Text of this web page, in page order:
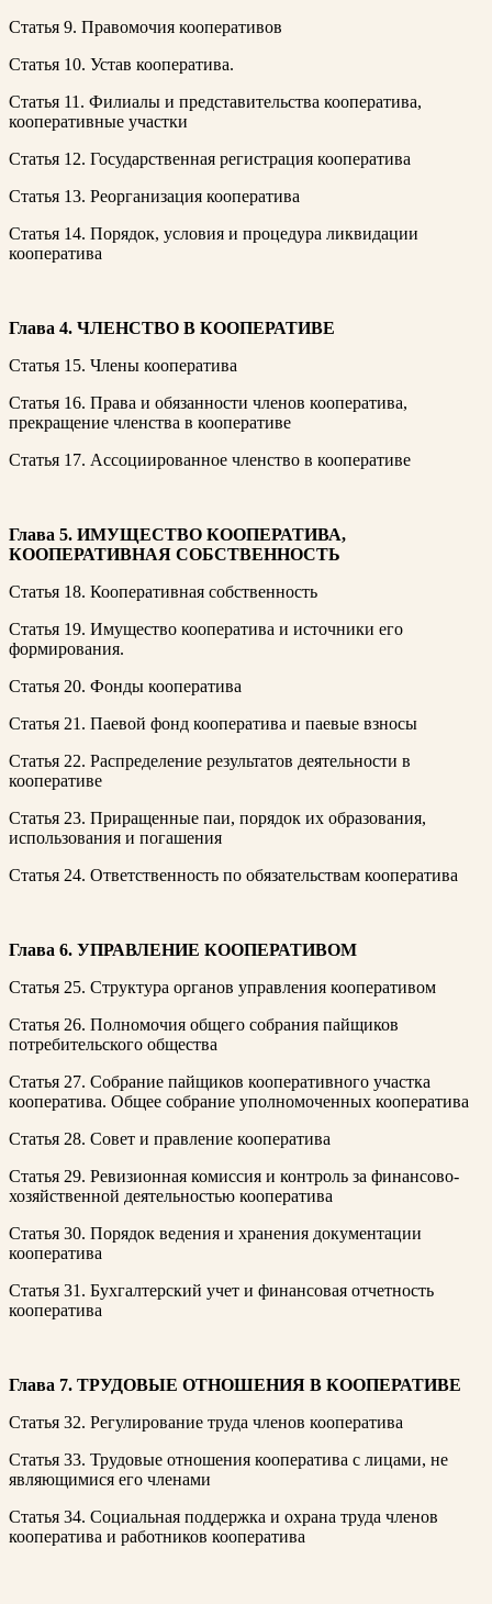
Статья 9. Правомочия кооперативов
Статья 10. Устав кооператива.
Статья 11. Филиалы и представительства кооператива,
кооперативные участки
Статья 12. Государственная регистрация кооператива
Статья 13. Реорганизация кооператива
Статья 14. Порядок, условия и процедура ликвидации
кооператива
Глава 4. ЧЛЕНСТВО В КООПЕРАТИВЕ
Статья 15. Члены кооператива
Статья 16. Права и обязанности членов кооператива,
прекращение членства в кооперативе
Статья 17. Ассоциированное членство в кооперативе
Глава 5. ИМУЩЕСТВО КООПЕРАТИВА,
КООПЕРАТИВНАЯ СОБСТВЕННОСТЬ
Статья 18. Кооперативная собственность
Статья 19. Имущество кооператива и источники его
формирования.
Статья 20. Фонды кооператива
Статья 21. Паевой фонд кооператива и паевые взносы
Статья 22. Распределение результатов деятельности в
кооперативе
Статья 23. Приращенные паи, порядок их образования,
использования и погашения
Статья 24. Ответственность по обязательствам кооператива
Глава 6. УПРАВЛЕНИЕ КООПЕРАТИВОМ
Статья 25. Структура органов управления кооперативом
Статья 26. Полномочия общего собрания пайщиков
потребительского общества
Статья 27. Собрание пайщиков кооперативного участка
кооператива. Общее собрание уполномоченных кооператива
Статья 28. Совет и правление кооператива
Статья 29. Ревизионная комиссия и контроль за финансово-
хозяйственной деятельностью кооператива
Статья 30. Порядок ведения и хранения документации
кооператива
Статья 31. Бухгалтерский учет и финансовая отчетность
кооператива
Глава 7. ТРУДОВЫЕ ОТНОШЕНИЯ В КООПЕРАТИВЕ
Статья 32. Регулирование труда членов кооператива
Статья 33. Трудовые отношения кооператива с лицами, не
являющимися его членами
Статья 34. Социальная поддержка и охрана труда членов
кооператива и работников кооператива